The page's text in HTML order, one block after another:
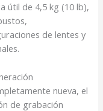
útil de 4,5 kg (10 lb),
de lentes y
nueva, el
de grabación